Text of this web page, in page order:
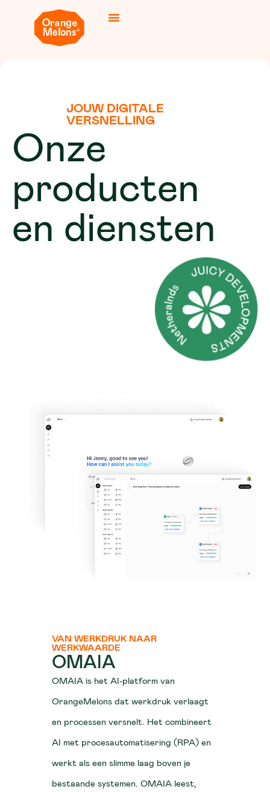
JOUW DIGITALE
VERSNELLING
Onze
producten
en diensten
VAN WERKDRUK NAAR
WERKWAARDE
OMAIA
OMAIA is het AI-platform van
OrangeMelons dat werkdruk verlaagt
en processen versnelt. Het combineert
AI met procesautomatisering (RPA) en
werkt als een slimme laag boven je
bestaande systemen. OMAIA leest,